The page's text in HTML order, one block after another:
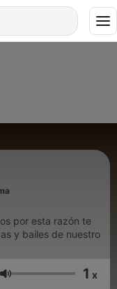
por esta razón te
y bailes de nuestro
Volumen 1 x